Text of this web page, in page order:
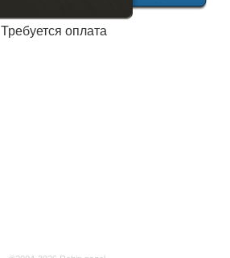
Требуется оплата